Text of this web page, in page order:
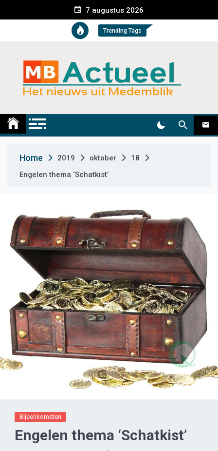
e
t
7 augustus 2026
Trending Tags
Medemblik Actueel
Home 2019 oktober
18
Engelen thema ‘Schatkist’
Bijeenkomsten
Engelen thema ‘Schatkist’